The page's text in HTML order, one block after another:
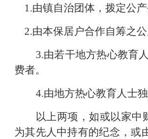
1.由镇自治团体，拨定公产
2.由本保居户合作自筹之公
3.由若干地方热心教育
费者。
4.由地方热心教育人士
以上两项，如或以家中
为其先人中持有的纪念，或